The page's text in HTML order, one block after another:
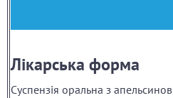
Лікарська форма
Суспензія оральна з